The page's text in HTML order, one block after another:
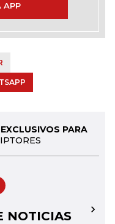
APP
PARA
NOTICIAS →